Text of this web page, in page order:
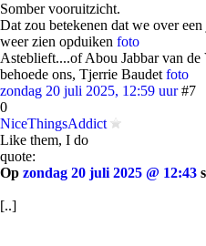
Somber vooruitzicht.
Dat zou betekenen dat we over
weer zien opduiken foto
Asteblieft....of Abou Jabbar van
behoede ons, Tjerrie Baudet foto
zondag 20 juli 2025, 12:59 uur #7
0
NiceThingsAddict
Like them, I do
quote:
Op zondag 20 juli 2025 @ 12:43
[..]